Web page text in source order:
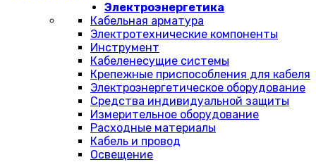
Электроэнергетика
Кабельная арматура
Электротехнические компоненты
Инструмент
Кабеленесущие системы
Крепежные приспособления для кабеля
Электроэнергетическое оборудование
Средства индивидуальной защиты
Измерительное оборудование
Расходные материалы
Кабель и провод
Освещение